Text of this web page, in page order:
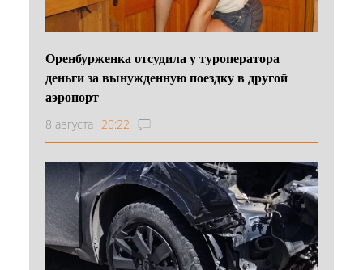
Оренбурженка отсудила у туроператора
деньги за вынужденную поездку в другой
аэропорт
8 августа 20:22